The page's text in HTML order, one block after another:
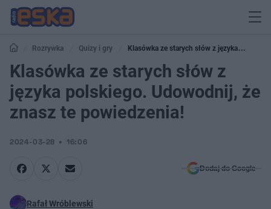
Rozrywka Quizy i gry
Klasówka ze starych słów z języka
polskiego. Udowodnij, że znasz te powiedzenia!
Klasówka ze starych słów z
języka polskiego. Udowodnij, że
znasz te powiedzenia!
2024-03-28 16:06
Dodaj do Google
Rafał Wróblewski